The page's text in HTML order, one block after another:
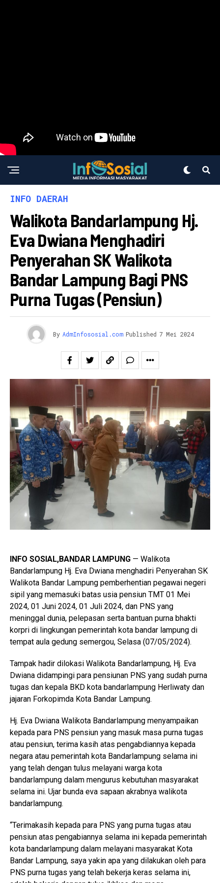
INFO DAERAH
Walikota Bandarlampung Hj.
Eva Dwiana Menghadiri
Penyerahan SK Walikota
Bandar Lampung Bagi PNS
Purna Tugas (Pensiun)
By AdmInfososial.com Published 7 Mei 2024
INFO SOSIAL,BANDAR LAMPUNG — Walikota
Bandarlampung Hj. Eva Dwiana menghadiri Penyerahan SK
Walikota Bandar Lampung pemberhentian pegawai negeri
sipil yang memasuki batas usia pensiun TMT 01 Mei
2024, 01 Juni 2024, 01 Juli 2024, dan PNS yang
meninggal dunia, pelepasan serta bantuan purna bhakti
korpri di lingkungan pemerintah kota bandar lampung di
tempat aula gedung semergou, Selasa (07/05/2024).
Tampak hadir dilokasi Walikota Bandarlampung, Hj. Eva
Dwiana didampingi para pensiunan PNS yang sudah purna
tugas dan kepala BKD kota bandarlampung Herliwaty dan
jajaran Forkopimda Kota Bandar Lampung.
Hj. Eva Dwiana Walikota Bandarlampung menyampaikan
kepada para PNS pensiun yang masuk masa purna tugas
atau pensiun, terima kasih atas pengabdiannya kepada
negara atau pemerintah kota Bandarlampung selama ini
yang telah dengan tulus melayani warga kota
bandarlampung dalam mengurus kebutuhan masyarakat
selama ini. Ujar bunda eva sapaan akrabnya walikota
bandarlampung.
“Terimakasih kepada para PNS yang purna tugas atau
pensiun atas pengabiannya selama ini kepada pemerintah
kota bandarlampung dalam melayani masyarakat Kota
Bandar Lampung, saya yakin apa yang dilakukan oleh para
PNS purna tugas yang telah bekerja keras selama ini,